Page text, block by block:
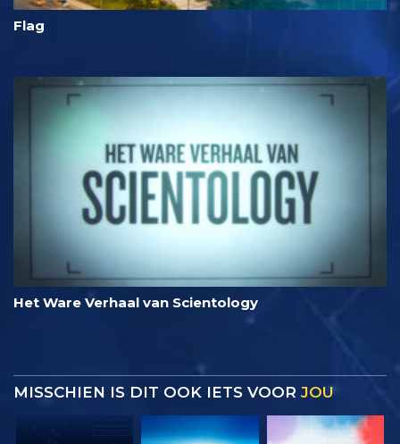
Flag
Het Ware Verhaal van Scientology
MISSCHIEN IS DIT OOK IETS VOOR JOU